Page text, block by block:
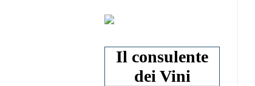
Il consulente
dei Vini